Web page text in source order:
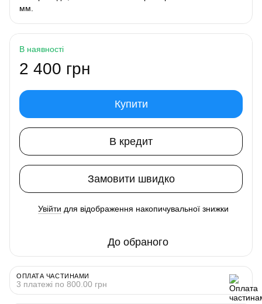
мм.
В наявності
2 400 грн
Купити
В кредит
Замовити швидко
Увійти для відображення накопичувальної знижки
До обраного
ОПЛАТА ЧАСТИНАМИ
3 платежі по 800.00 грн